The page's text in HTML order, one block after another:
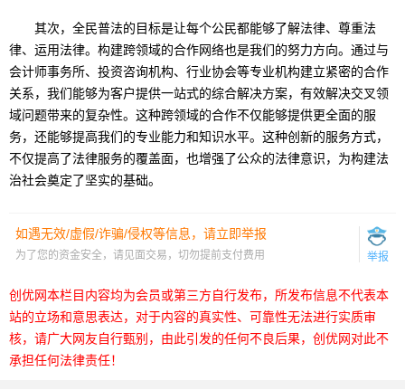
其次，全民普法的目标是让每个公民都能够了解法律、尊重法
律、运用法律。构建跨领域的合作网络也是我们的努力方向。通过与
会计师事务所、投资咨询机构、行业协会等专业机构建立紧密的合作
关系，我们能够为客户提供一站式的综合解决方案，有效解决交叉领
域问题带来的复杂性。这种跨领域的合作不仅能够提供更全面的服
务，还能够提高我们的专业能力和知识水平。这种创新的服务方式，
不仅提高了法律服务的覆盖面，也增强了公众的法律意识，为构建法
治社会奠定了坚实的基础。
如遇无效/虚假/诈骗/侵权等信息，请立即举报
为了您的资金安全，请见面交易，切勿提前支付费用 举报
创优网本栏目内容均为会员或第三方自行发布，所发布信息不代表本
站的立场和意思表达，对于内容的真实性、可靠性无法进行实质审
核，请广大网友自行甄别，由此引发的任何不良后果，创优网对此不
承担任何法律责任！